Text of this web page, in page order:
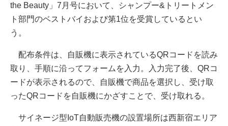
the Beauty」7月号において、シャンプー&トリートメン
ト部門のベストバイおよび第1位を受賞しているとい
う。
配布条件は、自販機に表示されているQRコードを読み
取り、手順に沿ってフォームを入力。入力完了後、QRコ
ードが表示されるので、自販機で商品を選択し、受け取
ったQRコードを自販機にかざすことで、受け取れる。
サイネージ型IoT自動販売機の設置場所は西新宿エリア